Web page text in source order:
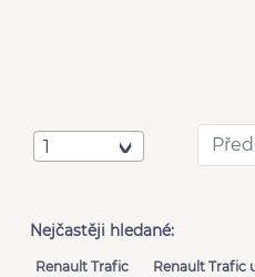
1
Nejčastěji hledané:
Renault Trafic
Renault Trafic